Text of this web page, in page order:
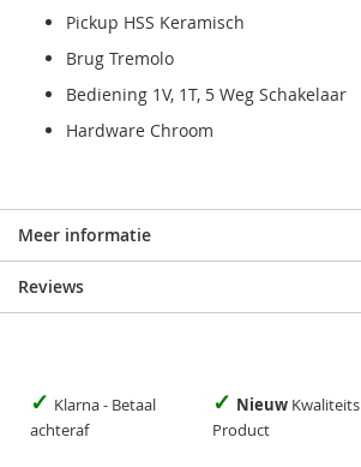
Pickup HSS Keramisch
Brug Tremolo
Bediening 1V, 1T, 5 Weg Schakelaar
Hardware Chroom
Meer informatie
Reviews
✓ Klarna - Betaal
achteraf
✓ Nieuw Kwaliteits
Product